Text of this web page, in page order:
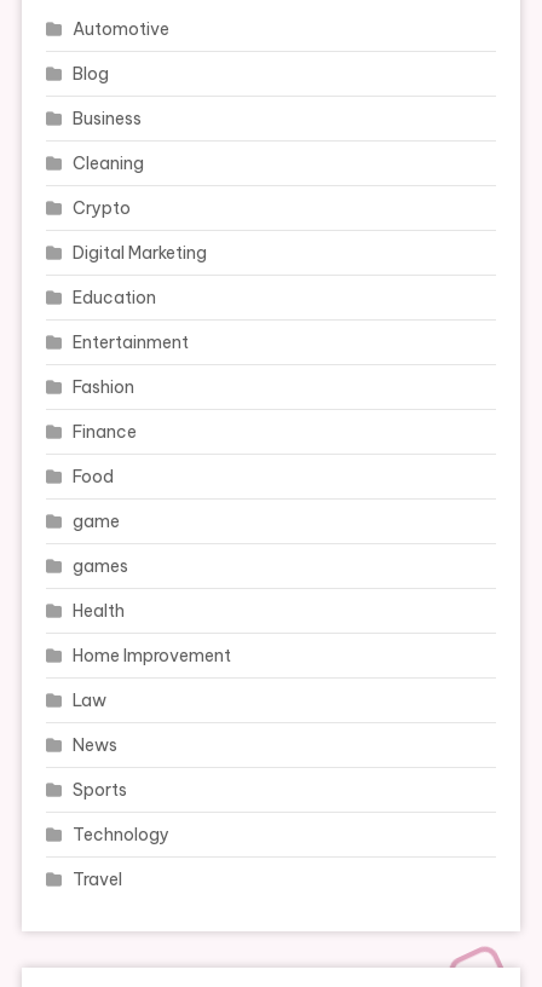
Automotive
Blog
Business
Cleaning
Crypto
Digital Marketing
Education
Entertainment
Fashion
Finance
Food
game
games
Health
Home Improvement
Law
News
Sports
Technology
Travel